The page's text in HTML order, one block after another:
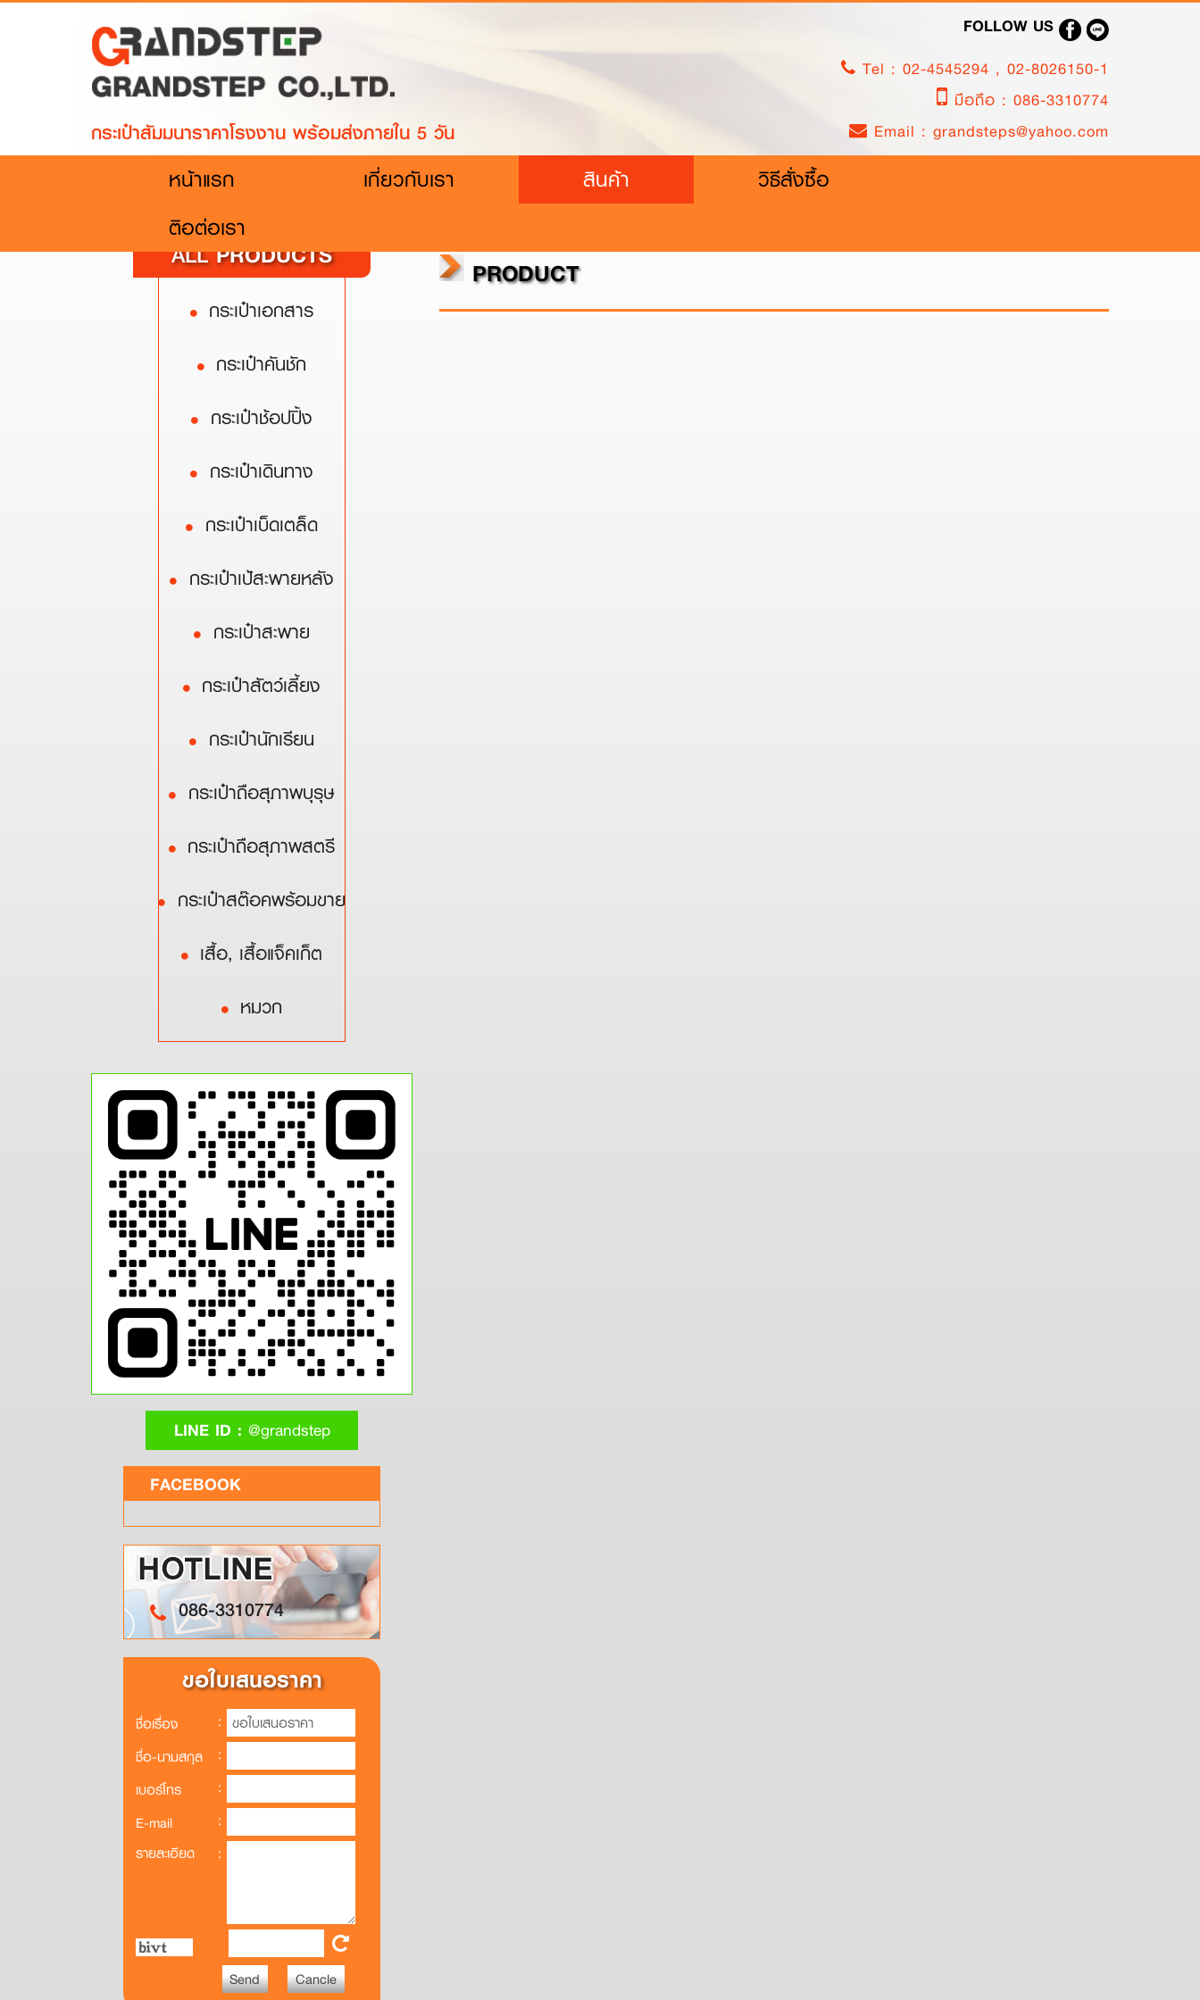
กระเป๋าสัมมนาราคาโรงงาน พร้อมส่งภายใน 5 วัน
FOLLOW US
Tel : 02-4545294 , 02-8026150-1
มือถือ : 086-3310774
Email : grandsteps@yahoo.com
หน้าแรก เกี่ยวกับเรา สินค้า
วิธีสั่งซื้อ
ติอต่อเรา
ALLPRODUCTS
กระเป๋าเอกสาร
กระเป๋าคันชัก
กระเป๋าช้อปปิ้ง
กระเป๋าเดินทาง
กระเป๋าเบ็ดเตล็ด
กระเป๋าเป้สะพายหลัง
กระเป๋าสะพาย
กระเป๋าสัตว์เลี้ยง
กระเป๋านักเรียน
กระเป๋าถือสุภาพบุรุษ
กระเป๋าถือสุภาพสตรี
กระเป๋าสต๊อคพร้อมขาย
เสื้อ, เสื้อแจ็คเก็ต
หมวก
LINE ID : @grandstep
FACEBOOK
086-3310774
ขอใบเสนอราคา
ชื่อเรื่อง
:
ชื่อ-นามสกุล
:
เบอร์โทร
:
E-mail
:
รายละเอียด
:
PRODUCT